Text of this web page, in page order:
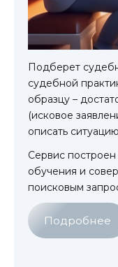
Подберет
судебной
образцу –
(исковое
описать
Сервис
обучения и
поисковым
Подробнее